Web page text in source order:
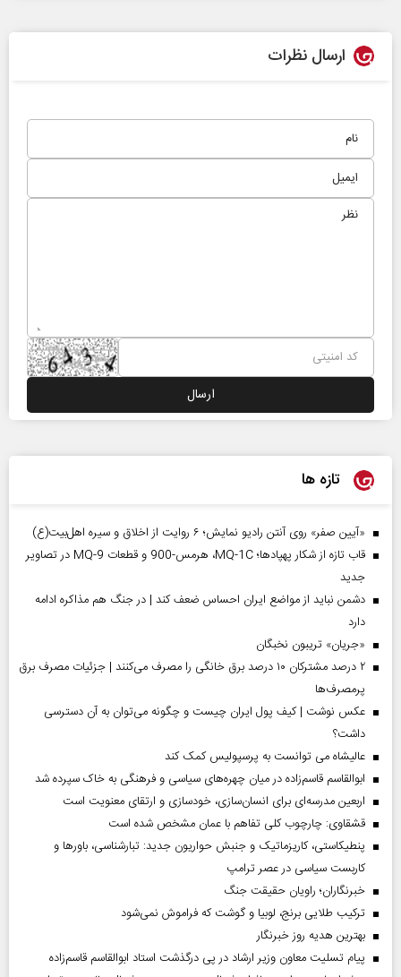
ارسال نظرات
تازه ها
«آیین صفر» روی آنتن رادیو نمایش؛ ۶ روایت از اخلاق و سیره اهل‌بیت(ع)
قاب تازه از شکار پهپادها؛ MQ-1C، هرمس-900 و قطعات MQ-9 در تصاویر
جدید
دشمن نباید از مواضع ایران احساس ضعف کند | در جنگ هم مذاکره ادامه
دارد
«جریان» تریبون نخبگان
۲ درصد مشترکان ۱۰ درصد برق خانگی را مصرف می‌کنند | جزئیات مصرف برق
پرمصرف‌ها
عکس نوشت | کیف پول ایران چیست و چگونه می‌توان به آن دسترسی
داشت؟
عالیشاه می توانست به پرسپولیس کمک کند
ابوالقاسم قاسم‌زاده در میان چهره‌های سیاسی و فرهنگی به خاک سپرده شد
اربعین مدرسه‌ای برای انسان‌سازی، خودسازی و ارتقای معنویت است
قشقاوی: چارچوب کلی تفاهم با عمان مشخص شده است
پنطیکاستی، کاریزماتیک و جنبش حواریون جدید: تبارشناسی، باور‌ها و
کاربست سیاسی در عصر ترامپ
خبرنگاران؛ راویان حقیقت جنگ
ترکیب طلایی برنج، لوبیا و گوشت که فراموش نمی‌شود
بهترین هدیه روز خبرنگار
پیام تسلیت معاون وزیر ارشاد در پی درگذشت استاد ابوالقاسم قاسم‌زاده